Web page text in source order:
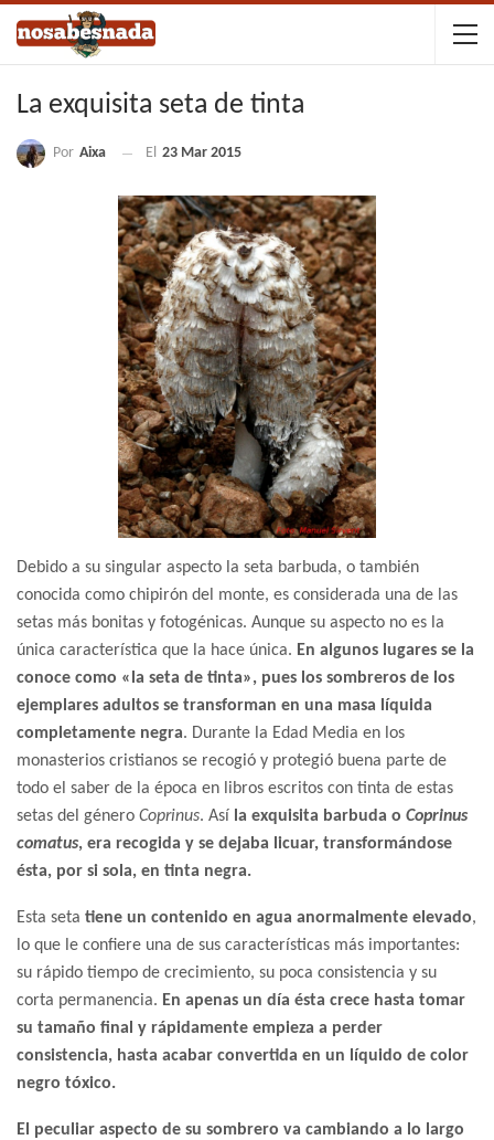
La exquisita seta de tinta
Por Aixa El 23 Mar 2015
Debido a su singular aspecto la seta barbuda, o también
conocida como chipirón del monte, es considerada una de las
setas más bonitas y fotogénicas. Aunque su aspecto no es la
única característica que la hace única. En algunos lugares se la
conoce como «la seta de tinta», pues los sombreros de los
ejemplares adultos se transforman en una masa líquida
completamente negra. Durante la Edad Media en los
monasterios cristianos se recogió y protegió buena parte de
todo el saber de la época en libros escritos con tinta de estas
setas del género Coprinus. Así la exquisita barbuda o Coprinus
comatus, era recogida y se dejaba licuar, transformándose
ésta, por si sola, en tinta negra.
Esta seta tiene un contenido en agua anormalmente elevado,
lo que le confiere una de sus características más importantes:
su rápido tiempo de crecimiento, su poca consistencia y su
corta permanencia. En apenas un día ésta crece hasta tomar
su tamaño final y rápidamente empieza a perder
consistencia, hasta acabar convertida en un líquido de color
negro tóxico.
El peculiar aspecto de su sombrero va cambiando a lo largo